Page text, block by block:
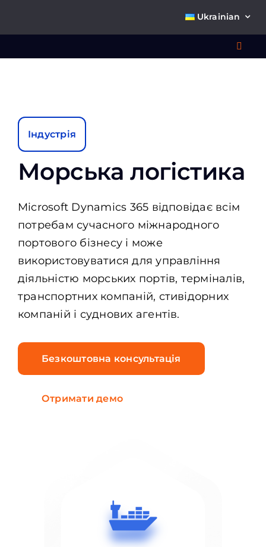
Ukrainian
Індустрія
Морська логістика
Microsoft Dynamics 365 відповідає всім
потребам сучасного міжнародного
портового бізнесу і може
використовуватися для управління
діяльністю морських портів, терміналів,
транспортних компаній, стивідорних
компаній і суднових агентів.
Безкоштовна консультація
Отримати демо